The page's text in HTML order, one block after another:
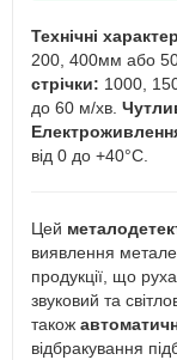
Технічні
200, 400мм або
стрічки: 1000,
до 60 м/хв.
від 0 до +40°C.
Цей
виявлення
продукції, що
звуковий та
також
відбракування